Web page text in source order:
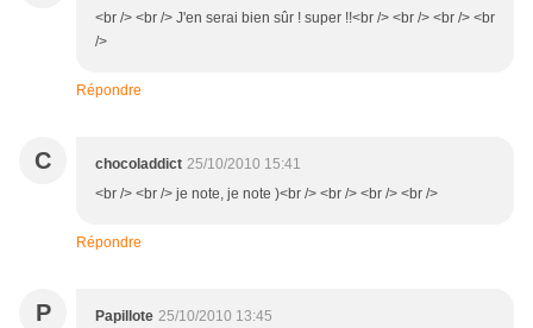
<br /> <br /> J'en serai bien sûr ! super !!<br /> <br /> <br /> <br
/>
Répondre
C chocoladdict 25/10/2010 15:41
<br /> <br /> je note, je note )<br /> <br /> <br /> <br />
Répondre
P Papillote 25/10/2010 13:45